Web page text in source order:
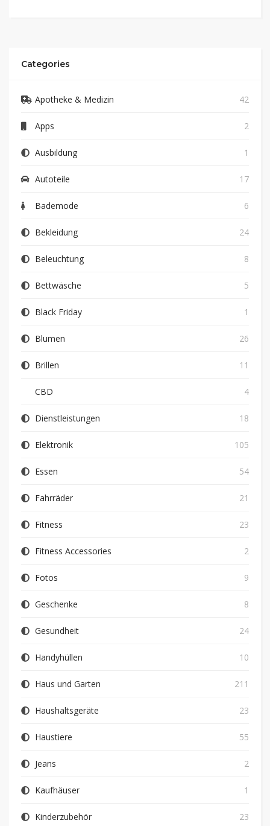
Categories
Apotheke & Medizin 42
Apps 2
Ausbildung 1
Autoteile 17
Bademode 6
Bekleidung 24
Beleuchtung 8
Bettwäsche 5
Black Friday 1
Blumen 26
Brillen 11
CBD 4
Dienstleistungen 18
Elektronik 105
Essen 54
Fahrräder 21
Fitness 23
Fitness Accessories 2
Fotos 9
Geschenke 8
Gesundheit 24
Handyhüllen 10
Haus und Garten 211
Haushaltsgeräte 23
Haustiere 55
Jeans 2
Kaufhäuser 1
Kinderzubehör 23